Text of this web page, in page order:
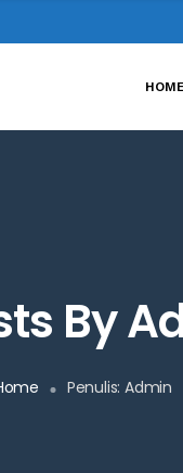
By
Penulis:Admin